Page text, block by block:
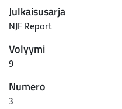
Julkaisusarja
NJF Report
Volyymi
9
Numero
3